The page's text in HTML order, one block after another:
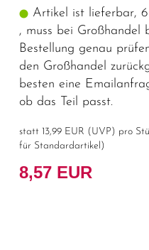
Artikel ist lieferbar,
, muss bei Großhandel
Bestellung genau
den Großhandel
besten eine
ob das Teil passt.
statt 13,99 EUR (UVP) pro
für Standardartikel )
8,57 EUR